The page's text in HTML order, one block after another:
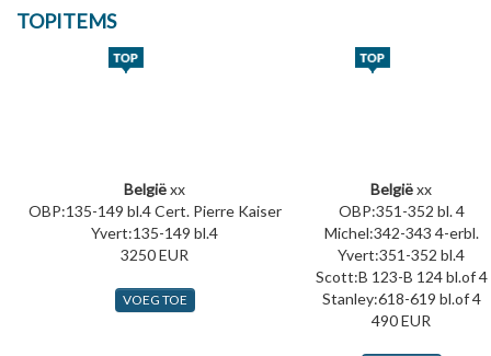
TOPITEMS
Belgiëxx
OBP:135-149 bl.4 Cert. Pierre Kaiser
Yvert:135-149 bl.4
3250 EUR
VOEG TOE
Belgiëxx
OBP:351-352 bl. 4
Michel:342-343 4-erbl.
Yvert:351-352 bl.4
Scott:B 123-B 124 bl.of 4
Stanley:618-619 bl.of 4
490 EUR